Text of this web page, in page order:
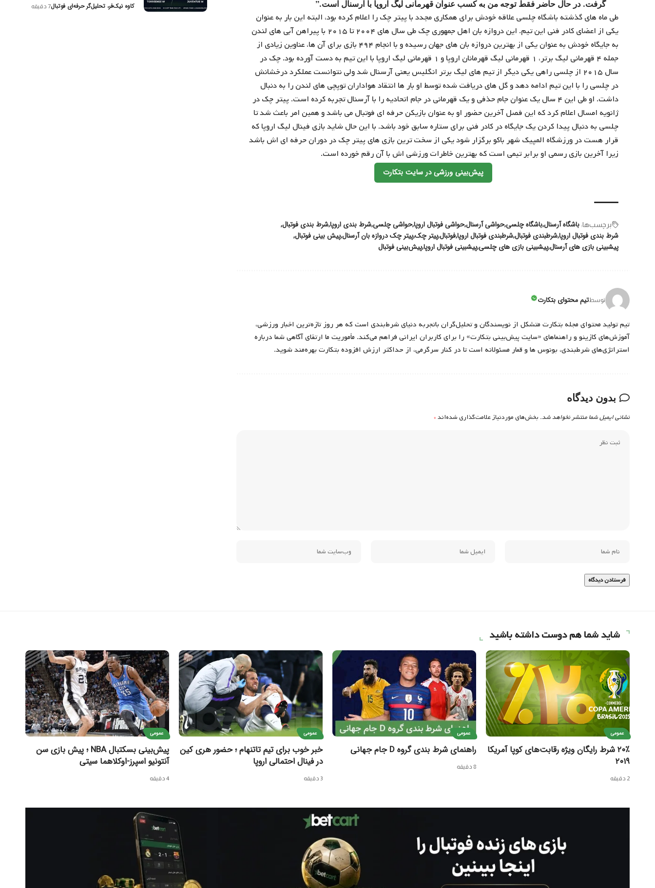
گرفت. در حال حاضر فقط توجه من به کسب عنوان قهرمانی لیگ اروپا با آرسنال است.”
طی ماه های گذشته باشگاه چلسی علاقه خودش برای همکاری مجدد با پیتر چک را اعلام کرده بود، البته این بار به عنوان
یکی از اعضای کادر فنی این تیم. این دروازه بان اهل جمهوری چک طی سال های ۲۰۰۴ تا ۲۰۱۵ با پیراهن آبی های لندن
به جایگاه خودش به عنوان یکی از بهترین دروازه بان های جهان رسیده و با انجام ۴۹۴ بازی برای آن ها، عناوین زیادی از
جمله ۴ قهرمانی لیگ برتر، ۱ قهرمانی لیگ قهرمانان اروپا و ۱ قهرمانی لیگ اروپا با این تیم به دست آورده بود. چک در
سال ۲۰۱۵ از چلسی راهی یکی دیگر از تیم های لیگ برتر انگلیس یعنی آرسنال شد ولی نتوانست عملکرد درخشانش
در چلسی را با این تیم ادامه دهد و گل های دریافت شده توسط او بار ها انتقاد هواداران توپچی های لندن را به دنبال
داشت. او طی این ۴ سال یک عنوان جام حذفی و یک قهرمانی در جام اتحادیه را با آرسنال تجربه کرده است. پیتر چک در
ژانویه امسال اعلام کرد که این فصل آخرین حضور او به عنوان بازیکن حرفه ای فوتبال می باشد و همین امر باعث شد تا
چلسی به دنبال پیدا کردن یک جایگاه در کادر فنی برای ستاره سابق خود باشد. با این حال شاید بازی فینال لیگ اروپا که
قرار هست در ورزشگاه المپیک شهر باکو برگزار شود یکی از سخت ترین بازی های پیتر چک در دوران حرفه ای اش باشد
زیرا آخرین بازی رسمی او برابر تیمی است که بهترین خاطرات ورزشی اش با آن رقم خورده است.
پیش‌بینی ورزشی در سایت بتکارت
برچسب‌‌ها: باشگاه آرسنالباشگاه چلسیحواشی آرسنالحواشی فوتبال اروپاحواشی چلسیشرط بندی اروپاشرط بندی فوتبال
شرط بندی فوتبال اروپاشرطبندی فوتبالشرطبندی فوتبال اروپافوتبالپیتر چکپیتر چک دروازه بان آرسنالپیش بینی فوتبال
پیشبینی بازی های آرسنالپیشبینی بازی های چلسیپیشبینی فوتبال اروپاپیش‌بینی فوتبال
توسطتیم محتوای بتکارت
تیم تولید محتوای مجله بتکارت متشکل از نویسندگان و تحلیل‌گران باتجربه دنیای شرط‌بندی است که هر روز تازه‌ترین اخبار ورزشی،
آموزش‌های کازینو و راهنماهای «سایت پیش‌بینی بتکارت» را برای کاربران ایرانی فراهم می‌کند. مأموریت ما ارتقای آگاهی شما درباره
استراتژی‌های شرطبندی، بونوس ها و قمار مسئولانه است تا در کنار سرگرمی، از حداکثر ارزش افزوده بتکارت بهره‌مند شوید.
بدون دیدگاه
نشانی ایمیل شما منتشر نخواهد شد. بخش‌های موردنیاز علامت‌گذاری شده‌اند*
کاوه نیک‌فر، تحلیل‌گر حرفه‌ای فوتبال7 دقیقه
شاید شما هم دوست داشته باشید
عمومی
۲۰٪ شرط رایگان ویژه رقابت‌های کوپا آمریکا
۲۰۱۹
2 دقیقه
عمومی
راهنمای شرط بندی گروه D جام جهانی
8 دقیقه
عمومی
خبر خوب برای تیم تاتنهام ؛ حضور هری کین
در فینال احتمالی اروپا
3 دقیقه
عمومی
پیش‌بینی بسکتبال NBA ؛ پیش بازی سن
آنتونیو اسپرز-اوکلاهما سیتی
4 دقیقه